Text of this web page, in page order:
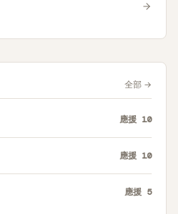
全部 →
應援 10
應援 10
應援 5